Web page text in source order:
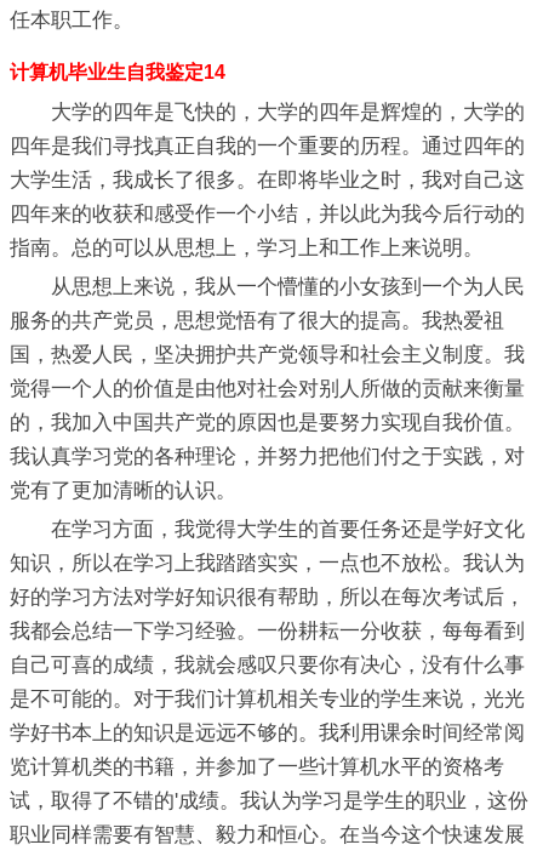
任本职工作。
计算机毕业生自我鉴定14
大学的四年是飞快的，大学的四年是辉煌的，大学的
四年是我们寻找真正自我的一个重要的历程。通过四年的
大学生活，我成长了很多。在即将毕业之时，我对自己这
四年来的收获和感受作一个小结，并以此为我今后行动的
指南。总的可以从思想上，学习上和工作上来说明。
从思想上来说，我从一个懵懂的小女孩到一个为人民
服务的共产党员，思想觉悟有了很大的提高。我热爱祖
国，热爱人民，坚决拥护共产党领导和社会主义制度。我
觉得一个人的价值是由他对社会对别人所做的贡献来衡量
的，我加入中国共产党的原因也是要努力实现自我价值。
我认真学习党的各种理论，并努力把他们付之于实践，对
党有了更加清晰的认识。
在学习方面，我觉得大学生的首要任务还是学好文化
知识，所以在学习上我踏踏实实，一点也不放松。我认为
好的学习方法对学好知识很有帮助，所以在每次考试后，
我都会总结一下学习经验。一份耕耘一分收获，每每看到
自己可喜的成绩，我就会感叹只要你有决心，没有什么事
是不可能的。对于我们计算机相关专业的学生来说，光光
学好书本上的知识是远远不够的。我利用课余时间经常阅
览计算机类的书籍，并参加了一些计算机水平的资格考
试，取得了不错的'成绩。我认为学习是学生的职业，这份
职业同样需要有智慧、毅力和恒心。在当今这个快速发展